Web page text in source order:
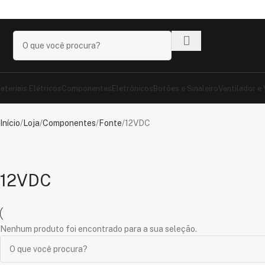
ElétricosComponentesEletrônicosBotões e SinaleiroVentilador e
Início Loja Componentes Fonte 12VDC
12VDC
Nenhum produto foi encontrado para a sua seleção.